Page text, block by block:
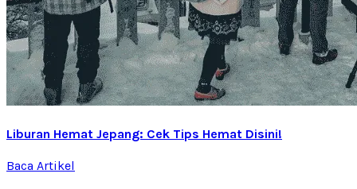
Liburan Hemat Jepang: Cek Tips Hemat Disini!
Baca Artikel